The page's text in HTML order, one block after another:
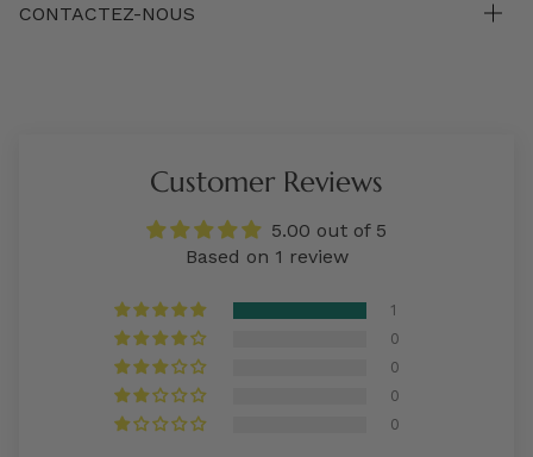
CONTACTEZ-NOUS
Customer Reviews
5.00 out of 5
Based on 1 review
1
0
0
0
0